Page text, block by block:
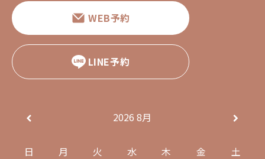
WEB予約
LINE予約
2026 8月
日 月 火 水 木 金 土